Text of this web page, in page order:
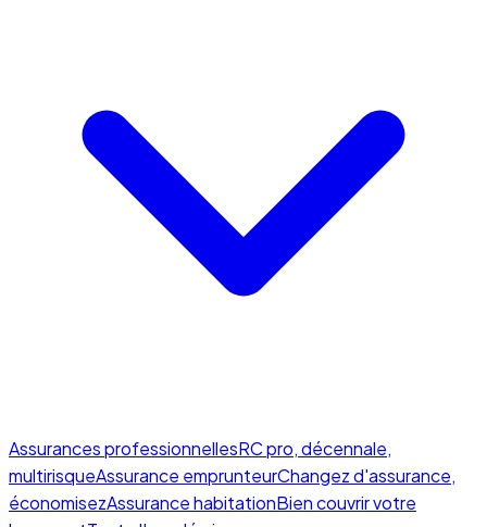
Assurances professionnellesRC pro, décennale,
multirisqueAssurance emprunteurChangez d'assurance,
économisezAssurance habitationBien couvrir votre